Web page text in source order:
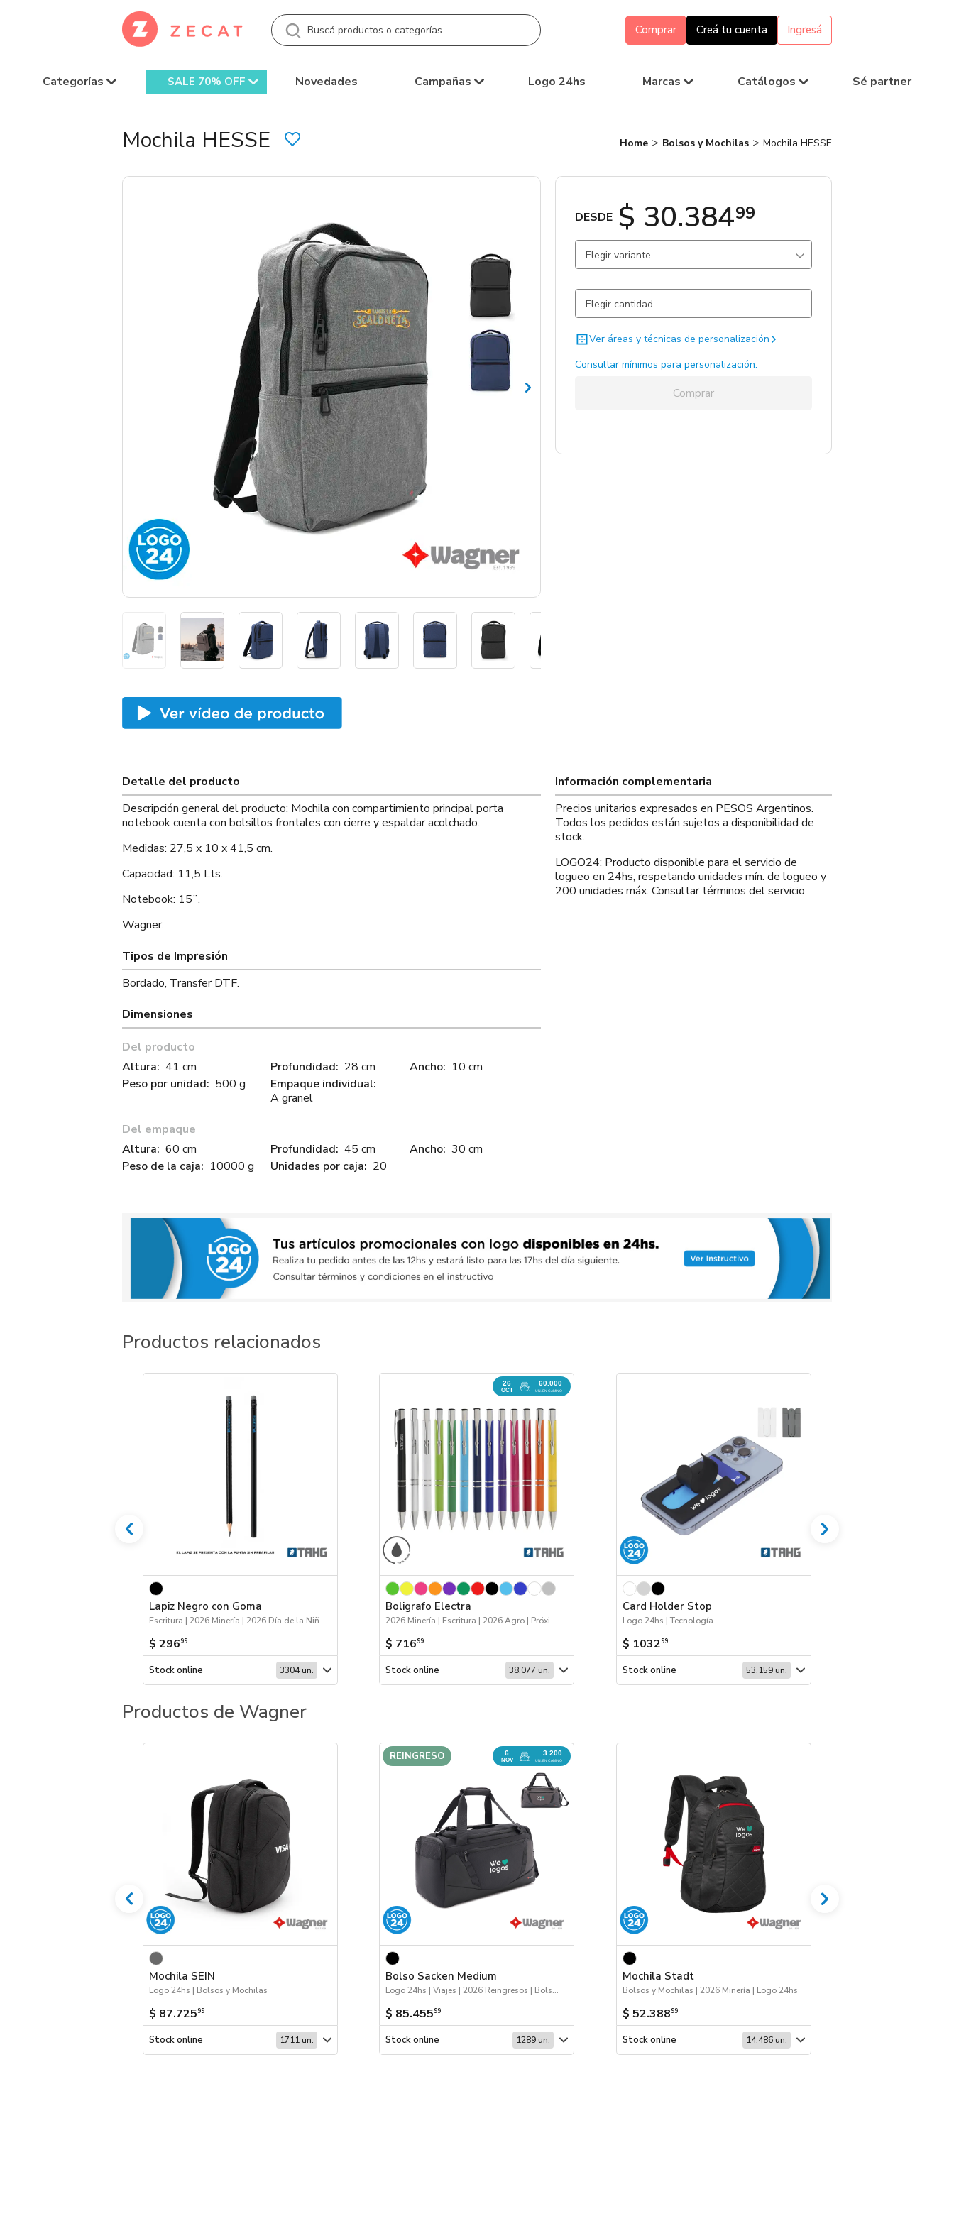
Comprar Creá tu cuenta Ingresá
Categorías SALE 70% OFF Novedades Campañas Logo 24hs Marcas Catálogos Sé partner
Mochila HESSE Home Bolsos y Mochilas Mochila HESSE
DESDE $ 30.38499
Elegir variante
Gris Claro / Gris Claro / . 4957 un.
Azul / Azul / . 4262 un.
Gris Oscuro / Gris Oscuro / . 595 un.
Ver áreas y técnicas de personalización
Consultar mínimos para personalización.
Comprar
Detalle del producto
Descripción general del producto: Mochila con compartimiento principal porta
notebook cuenta con bolsillos frontales con cierre y espaldar acolchado.
Medidas: 27,5 x 10 x 41,5 cm.
Capacidad: 11,5 Lts.
Notebook: 15¨.
Wagner.
Tipos de Impresión
Bordado, Transfer DTF.
Dimensiones
Del producto
Altura: 41 cm
Peso por unidad: 500 g
Profundidad: 28 cm
Empaque individual:
A granel
Ancho: 10 cm
Del empaque
Altura: 60 cm
Peso de la caja: 10000 g
Profundidad: 45 cm
Unidades por caja: 20
Ancho: 30 cm
Información complementaria
Precios unitarios expresados en PESOS Argentinos.
Todos los pedidos están sujetos a disponibilidad de
stock.
LOGO24: Producto disponible para el servicio de
logueo en 24hs, respetando unidades mín. de logueo y
200 unidades máx. Consultar términos del servicio
Productos relacionados
Lapiz Negro con Goma
Escritura | 2026 Minería | 2026 Día de la Niñez
$ 29699
Stock online 3304 un.
26
OCT
60.000
UN. EN CAMINO
Boligrafo Electra
2026 Minería | Escritura | 2026 Agro | Próximos Arribos
$ 71699
Stock online 38.077 un.
Card Holder Stop
Logo 24hs | Tecnología
$ 103299
Stock online 53.159 un.
Productos de Wagner
Mochila SEIN
Logo 24hs | Bolsos y Mochilas
$ 87.72599
Stock online 1711 un.
6
NOV
3.200
UN. EN CAMINO
REINGRESO
Bolso Sacken Medium
Logo 24hs | Viajes | 2026 Reingresos | Bolsos y Mochilas | Próximos Arribos
$ 85.45599
Stock online 1289 un.
Mochila Stadt
Bolsos y Mochilas | 2026 Minería | Logo 24hs
$ 52.38899
Stock online 14.486 un.